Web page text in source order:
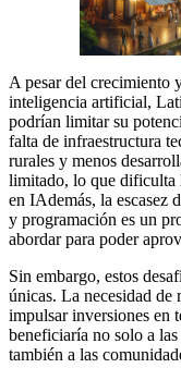
A pesar del crecimiento
inteligencia artificial,
podrían limitar su
falta de infraestructura
rurales y menos
limitado, lo que dificulta
en IAdemás, la escasez
y programación es un
abordar para poder
Sin embargo, estos
únicas. La necesidad de
impulsar inversiones en
beneficiaría no solo a
también a las